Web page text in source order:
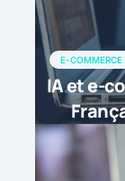
E-COMMERCE
IA et e-